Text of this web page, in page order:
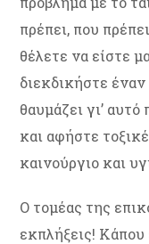
πρέπει, που
θέλετε να είστε
διεκδικήστε
θαυμάζει γι’
και αφήστε
καινούργιο και
Ο τομέας της
εκπλήξεις! Κάπου